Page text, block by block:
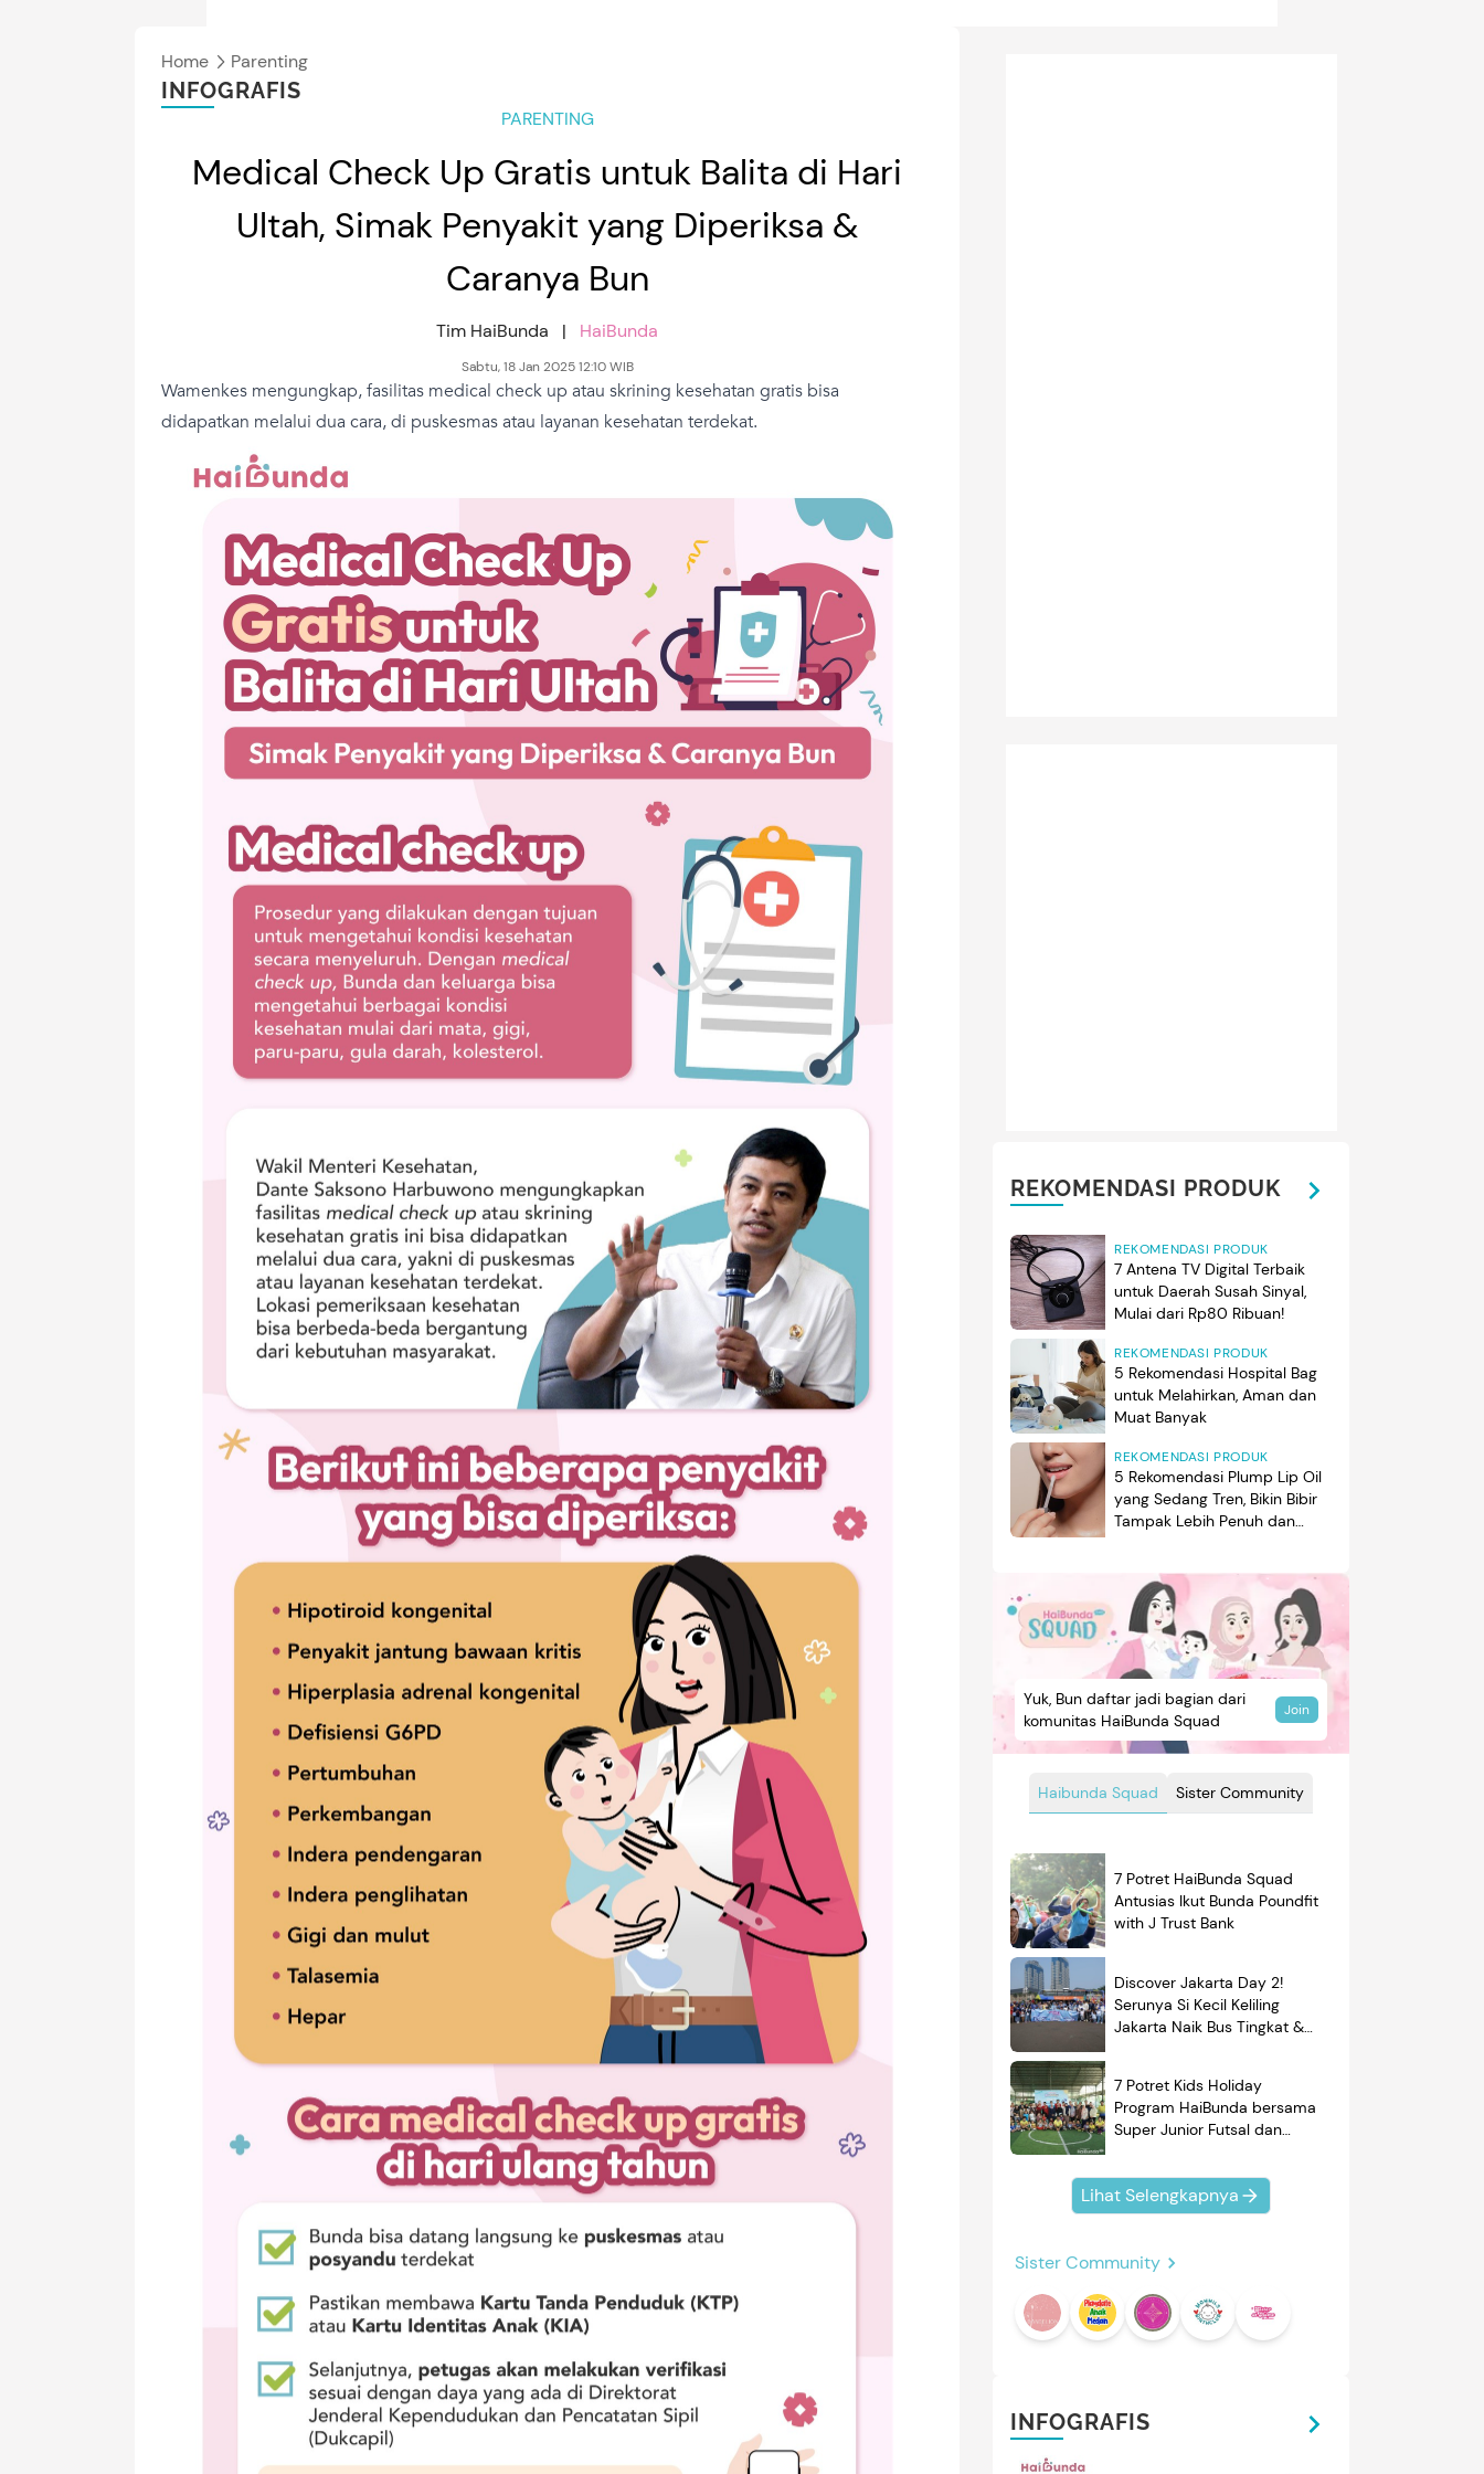
Home Parenting
INFOGRAFIS
PARENTING
Medical Check Up Gratis untuk Balita di Hari
Ultah, Simak Penyakit yang Diperiksa &
Caranya Bun
Tim HaiBunda | HaiBunda
Sabtu, 18 Jan 2025 12:10 WIB
Wamenkes mengungkap, fasilitas medical check up atau skrining kesehatan gratis bisa
didapatkan melalui dua cara, di puskesmas atau layanan kesehatan terdekat.
REKOMENDASI PRODUK
REKOMENDASI PRODUK
7 Antena TV Digital Terbaik
untuk Daerah Susah Sinyal,
Mulai dari Rp80 Ribuan!
REKOMENDASI PRODUK
5 Rekomendasi Hospital Bag
untuk Melahirkan, Aman dan
Muat Banyak
REKOMENDASI PRODUK
5 Rekomendasi Plump Lip Oil
yang Sedang Tren, Bikin Bibir
Tampak Lebih Penuh dan
Haibunda Squad Sister Community
Yuk, Bun daftar jadi bagian dari
komunitas HaiBunda Squad
Join
7 Potret HaiBunda Squad
Antusias Ikut Bunda Poundfit
with J Trust Bank
Discover Jakarta Day 2!
Serunya Si Kecil Keliling
Jakarta Naik Bus Tingkat &
7 Potret Kids Holiday
Program HaiBunda bersama
Super Junior Futsal dan
Kompak Banget!
Lihat Selengkapnya
Sister Community
INFOGRAFIS